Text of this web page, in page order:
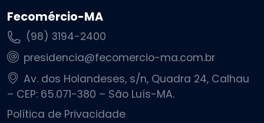
Fecomércio-MA
(98) 3194-2400
presidencia@fecomercio-ma.com.br
Av. dos Holandeses, s/n, Quadra 24, Calhau
– CEP: 65.071-380 – São Luís-MA.
Política de Privacidade